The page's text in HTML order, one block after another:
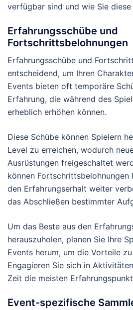
verfügbar sind und wie Sie
Erfahrungsschübe und
Fortschrittsbelohnungen
Erfahrungsschübe und
entscheidend, um Ihren
Events bieten oft temporäre
Erfahrung, die während des
erheblich erhöhen können.
Diese Schübe können Spielern
Level zu erreichen, wodurch
Ausrüstungen freigeschaltet
können Fortschrittsbelohnungen
den Erfahrungserhalt weiter
das Abschließen bestimmter
Um das Beste aus den
herauszuholen, planen Sie Ihre
Events herum, um die Vorteile
Engagieren Sie sich in
Zeit die meisten
Event-spezifische